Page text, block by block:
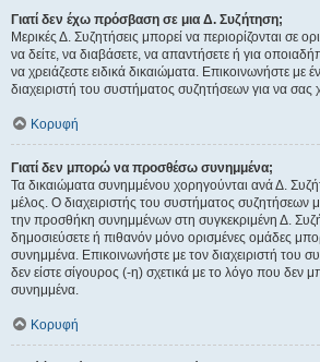
Γιατί δεν έχω πρόσβαση σε μια Δ. Συζήτηση;
Μερικές Δ. Συζητήσεις μπορεί να περιορίζονται σε
να δείτε, να διαβάσετε, να απαντήσετε ή για
να χρειάζεστε ειδικά δικαιώματα. Επικοινωνήστε με
διαχειριστή του συστήματος συζητήσεων για να
Κορυφή
Γιατί δεν μπορώ να προσθέσω συνημμένα;
Τα δικαιώματα συνημμένου χορηγούνται ανά Δ.
μέλος. Ο διαχειριστής του συστήματος συζητήσεων
την προσθήκη συνημμένων στη συγκεκριμένη Δ.
δημοσιεύσετε ή πιθανόν μόνο ορισμένες ομάδες
συνημμένα. Επικοινωνήστε με τον διαχειριστή του
δεν είστε σίγουρος (-η) σχετικά με το λόγο που δεν
συνημμένα.
Κορυφή